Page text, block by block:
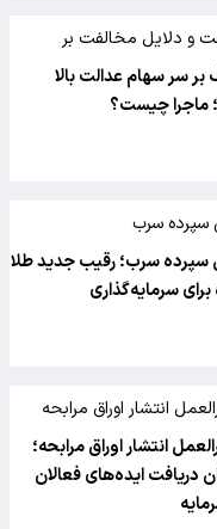
و دلایل مخالفت بر
جدید شورای عالی
بر سر سهام عدالت بالا
ماجرا چیست؟
سپرده سرب
سپرده سرب؛ رقیب جدید طلا
برای سرمایه‌گذاری
انتشار اوراق مرابحه
انتشار اوراق مرابحه؛
دریافت ایده‌های فعالان